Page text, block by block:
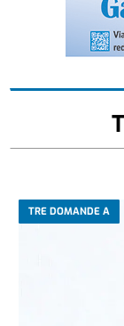
TRE DOMANDE A